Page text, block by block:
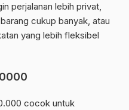
perjalanan lebih privat,
cukup banyak, atau
yang lebih fleksibel
cocok untuk